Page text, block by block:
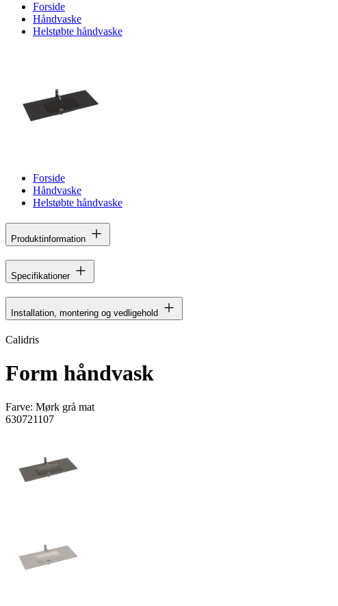
Forside
Håndvaske
Helstøbte håndvaske
Forside
Håndvaske
Helstøbte håndvaske
Produktinformation
Specifikationer
Installation, montering og vedligehold
Calidris
Form håndvask
Farve: Mørk grå mat
630721107